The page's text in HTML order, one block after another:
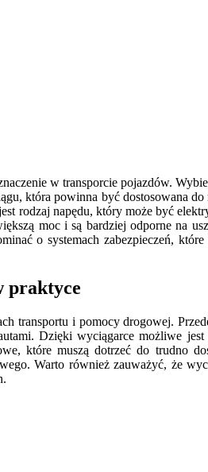
w transporcie pojazdów.
która powinna być dostosowana
rodzaj napędu, który może być
moc i są bardziej odporne na
o systemach zabezpieczeń,
praktyce
transportu i pomocy drogowej.
Dzięki wyciągarce możliwe
które muszą dotrzeć do trudno
Warto również zauważyć, że